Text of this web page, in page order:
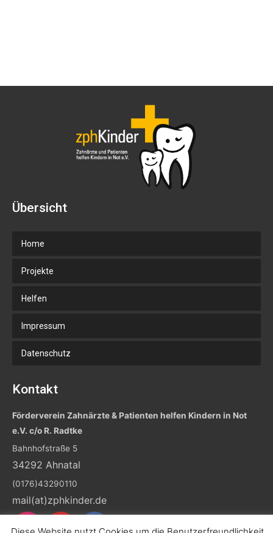
Übersicht
Home
Projekte
Helfen
Impressum
Datenschutz
Kontakt
Förderverein Zahnärzte & Patienten helfen Kindern in Not
e.V. c/o R. Radtke
Bahnhofstraße 5
34292 Ahnatal
(0176)43290110
mail(at)zphkinder.de